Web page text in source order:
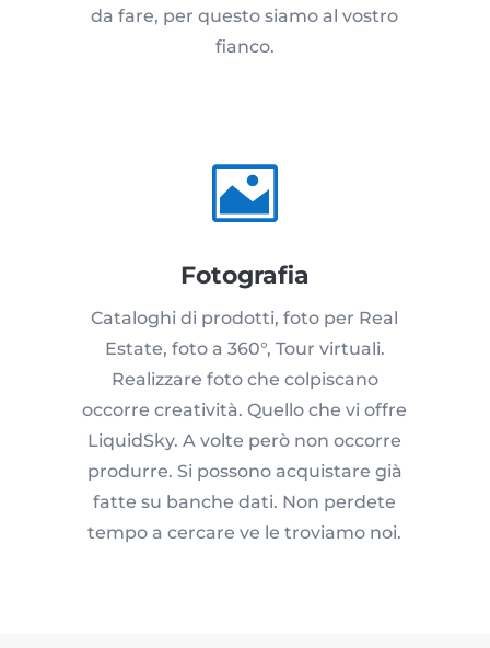
da fare, per questo siamo al vostro
fianco.

Fotografia
Cataloghi di prodotti, foto per Real
Estate, foto a 360°, Tour virtuali.
Realizzare foto che colpiscano
occorre creatività. Quello che vi offre
LiquidSky. A volte però non occorre
produrre. Si possono acquistare già
fatte su banche dati. Non perdete
tempo a cercare ve le troviamo noi.